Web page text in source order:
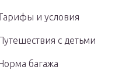
и условия
с детьми
багажа